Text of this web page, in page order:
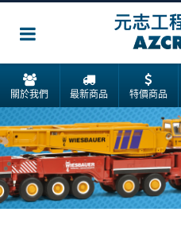
關於我們 最新商品 特價商品